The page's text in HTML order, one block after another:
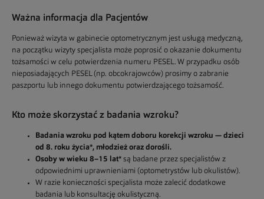
Ważna informacja dla Pacjentów
Ponieważ wizyta w gabinecie optometrycznym jest usługą medyczną,
na początku wizyty specjalista może poprosić o okazanie dokumentu
tożsamości w celu potwierdzenia numeru PESEL. W przypadku osób
nieposiadających PESEL (np. obcokrajowców) prosimy o zabranie
paszportu lub innego dokumentu potwierdzającego tożsamość.
Kto może skorzystać z badania wzroku?
Badania wzroku pod kątem doboru korekcji wzroku — dzieci
od 8. roku życia*, młodzież oraz dorośli.
Osoby w wieku 8–15 lat* są badane przez specjalistów z
odpowiednimi uprawnieniami (optometrystów lub okulistów).
W razie konieczności specjalista może zalecić dodatkowe
badania lub konsultację okulistyczną.